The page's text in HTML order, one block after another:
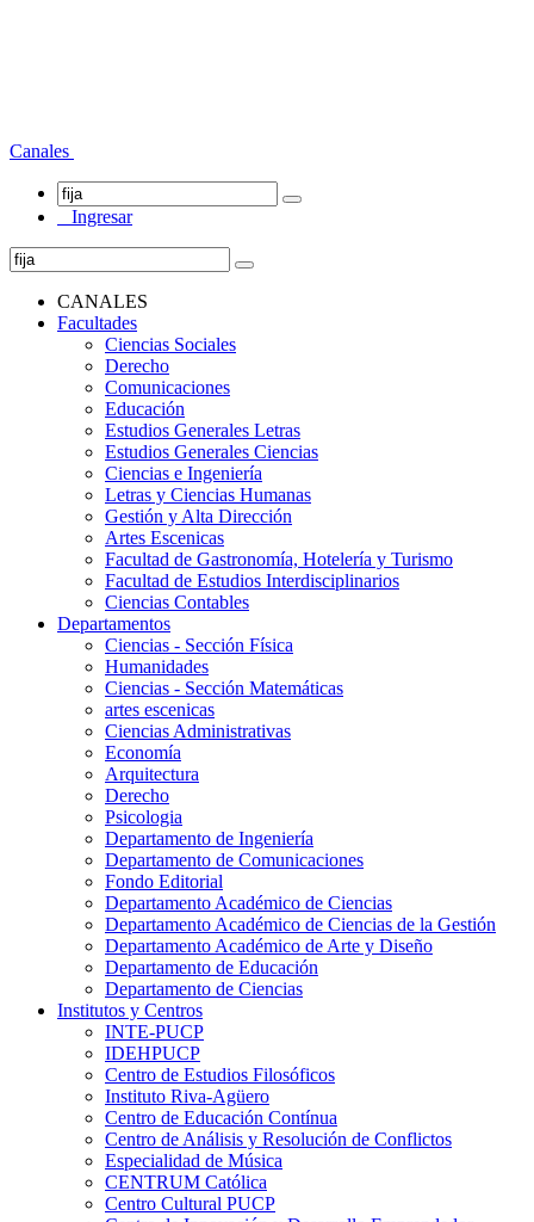
Canales
Ingresar
CANALES
Facultades
Ciencias Sociales
Derecho
Comunicaciones
Educación
Estudios Generales Letras
Estudios Generales Ciencias
Ciencias e Ingeniería
Letras y Ciencias Humanas
Gestión y Alta Dirección
Artes Escenicas
Facultad de Gastronomía, Hotelería y Turismo
Facultad de Estudios Interdisciplinarios
Ciencias Contables
Departamentos
Ciencias - Sección Física
Humanidades
Ciencias - Sección Matemáticas
artes escenicas
Ciencias Administrativas
Economía
Arquitectura
Derecho
Psicologia
Departamento de Ingeniería
Departamento de Comunicaciones
Fondo Editorial
Departamento Académico de Ciencias
Departamento Académico de Ciencias de la Gestión
Departamento Académico de Arte y Diseño
Departamento de Educación
Departamento de Ciencias
Institutos y Centros
INTE-PUCP
IDEHPUCP
Centro de Estudios Filosóficos
Instituto Riva-Agüero
Centro de Educación Contínua
Centro de Análisis y Resolución de Conflictos
Especialidad de Música
CENTRUM Católica
Centro Cultural PUCP